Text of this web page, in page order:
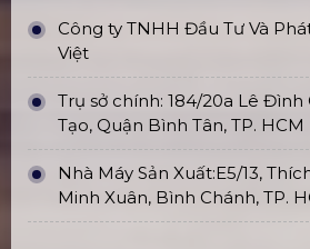
Công ty TNHH Đầu Tư Và
Việt
Trụ sở chính: 184/20a Lê Đình
Tạo, Quận Bình Tân, TP. HCM
Nhà Máy Sản Xuất:E5/13,
Minh Xuân, Bình Chánh, TP.